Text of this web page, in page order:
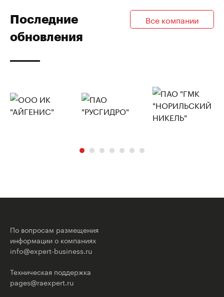
Последние
обновления
Все компании
По вопросам размещения
информации о компаниях
info@expert-business.ru
Техническая поддержка
pages@raexpert.ru